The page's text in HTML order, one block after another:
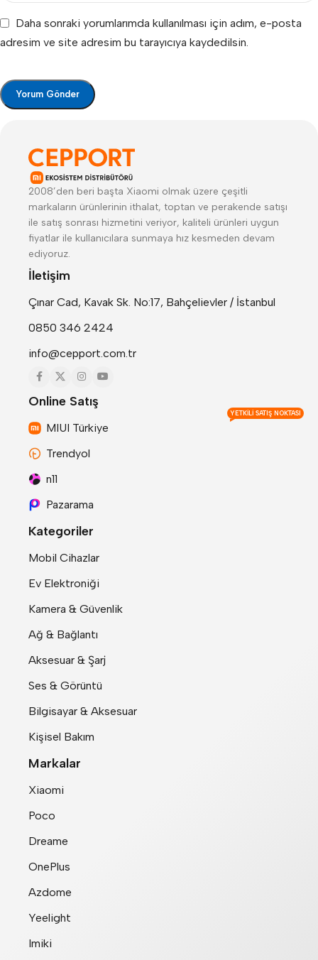
Daha sonraki yorumlarımda kullanılması için adım, e-posta
adresim ve site adresim bu tarayıcıya kaydedilsin.
2008’den beri başta Xiaomi olmak üzere çeşitli
markaların ürünlerinin ithalat, toptan ve perakende satışı
ile satış sonrası hizmetini veriyor, kaliteli ürünleri uygun
fiyatlar ile kullanıcılara sunmaya hız kesmeden devam
ediyoruz.
İletişim
Çınar Cad, Kavak Sk. No:17, Bahçelievler / İstanbul
0850 346 2424
info@cepport.com.tr
Online Satış
MIUI Türkiye
YETKILI SATIŞ NOKTASI
Trendyol
n11
Pazarama
Kategoriler
Mobil Cihazlar
Ev Elektroniği
Kamera & Güvenlik
Ağ & Bağlantı
Aksesuar & Şarj
Ses & Görüntü
Bilgisayar & Aksesuar
Kişisel Bakım
Markalar
Xiaomi
Poco
Dreame
OnePlus
Azdome
Yeelight
Imiki